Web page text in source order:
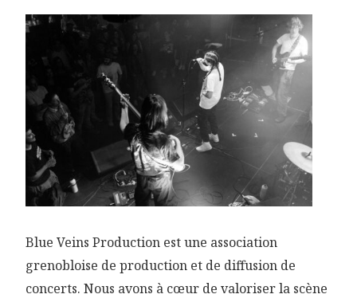
Blue Veins Production est une association
grenobloise de production et de diffusion de
concerts. Nous avons à cœur de valoriser la scène